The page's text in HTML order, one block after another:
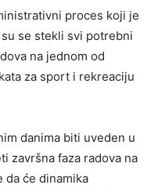
proces koji je
se stekli svi potrebni
na jednom od
za sport i rekreaciju
danima biti uveden u
završna faza radova na
da će dinamika